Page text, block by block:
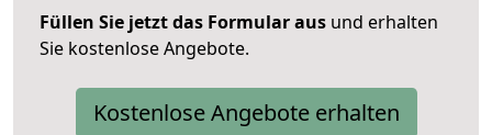
Füllen Sie jetzt das Formular aus und erhalten
Sie kostenlose Angebote.
Kostenlose Angebote erhalten